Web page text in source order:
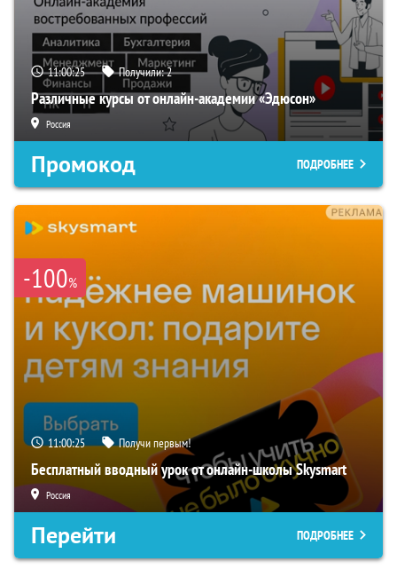
11:00:24 Получили:2
Различные курсы от онлайн-академии «Эдюсон»
Россия
Промокод ПОДРОБНЕЕ
-100%
11:00:24 Получи первым!
Бесплатный вводный урок от онлайн-школы Skysmart
Россия
Перейти ПОДРОБНЕЕ